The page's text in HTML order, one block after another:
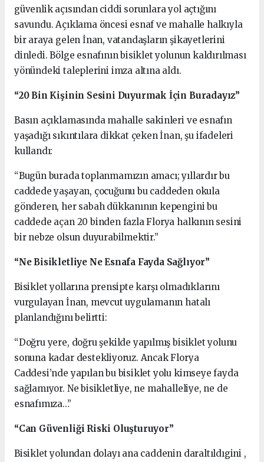
güvenlik açısından ciddi sorunlara yol açtığını
savundu. Açıklama öncesi esnaf ve mahalle halkıyla
bir araya gelen İnan, vatandaşların şikayetlerini
dinledi. Bölge esnafının bisiklet yolunun kaldırılması
yönündeki taleplerini imza altına aldı.
“20 Bin Kişinin Sesini Duyurmak İçin Buradayız”
Basın açıklamasında mahalle sakinleri ve esnafın
yaşadığı sıkıntılara dikkat çeken İnan, şu ifadeleri
kullandı:
“Bugün burada toplanmamızın amacı; yıllardır bu
caddede yaşayan, çocuğunu bu caddeden okula
gönderen, her sabah dükkanının kepengini bu
caddede açan 20 binden fazla Florya halkının sesini
bir nebze olsun duyurabilmektir.”
“Ne Bisikletliye Ne Esnafa Fayda Sağlıyor”
Bisiklet yollarına prensipte karşı olmadıklarını
vurgulayan İnan, mevcut uygulamanın hatalı
planlandığını belirtti:
“Doğru yere, doğru şekilde yapılmış bisiklet yolunu
sonuna kadar destekliyoruz. Ancak Florya
Caddesi’nde yapılan bu bisiklet yolu kimseye fayda
sağlamıyor. Ne bisikletliye, ne mahalleliye, ne de
esnafımıza…”
“Can Güvenliği Riski Oluşturuyor”
Bisiklet yolundan dolayı ana caddenin daraltıldıgini ,